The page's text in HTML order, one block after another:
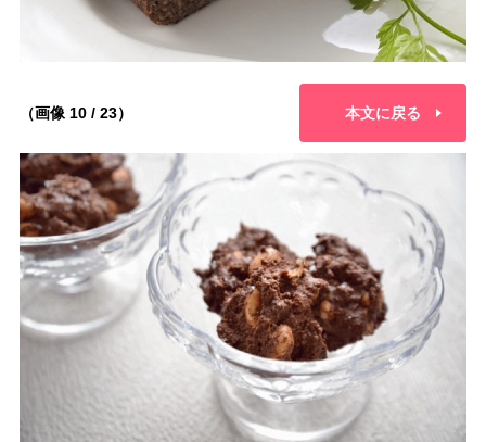
（画像 10 / 23） 本文に戻る